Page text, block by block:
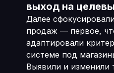
выход на
Далее
продаж — первое,
адаптировали
системе под
Выявили и изменили